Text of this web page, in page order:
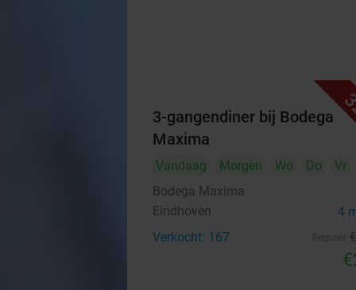
3-gangendiner bij Bodega
Maxima
Vandaag Morgen Wo Do
Vr
Bodega Maxima
Eindhoven 4
Verkocht: 167